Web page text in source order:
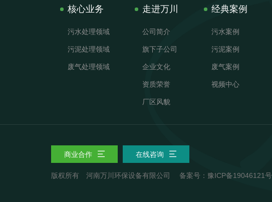
核心业务
污水处理领域
污泥处理领域
废气处理领域
走进万川
公司简介
旗下子公司
企业文化
资质荣誉
厂区风貌
经典案例
污水案例
污泥案例
废气案例
视频中心
商业合作 在线咨询
版权所有 河南万川环保设备有限公司 备案号：豫ICP备19046121